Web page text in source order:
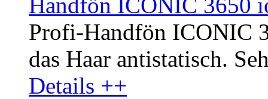
Profi-Handfön ICONIC
das Haar antistatisch.
Details ++